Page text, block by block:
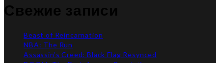
Свежие записи
Beast of Reincarnation
NBA: The Run
Assassin’s Creed: Black Flag Resynced